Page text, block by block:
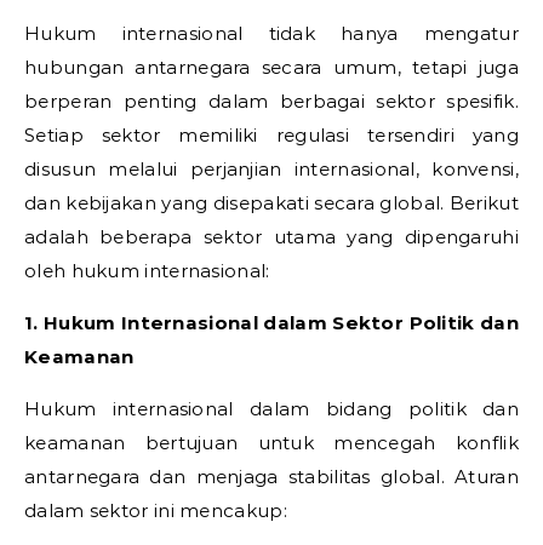
Hukum internasional tidak hanya mengatur
hubungan antarnegara secara umum, tetapi juga
berperan penting dalam berbagai sektor spesifik.
Setiap sektor memiliki regulasi tersendiri yang
disusun melalui perjanjian internasional, konvensi,
dan kebijakan yang disepakati secara global. Berikut
adalah beberapa sektor utama yang dipengaruhi
oleh hukum internasional:
1. Hukum Internasional dalam Sektor Politik dan
Keamanan
Hukum internasional dalam bidang politik dan
keamanan bertujuan untuk mencegah konflik
antarnegara dan menjaga stabilitas global. Aturan
dalam sektor ini mencakup: